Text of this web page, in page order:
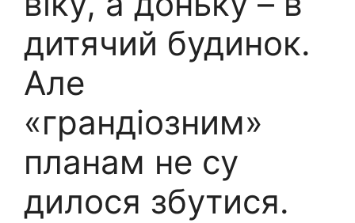
дитячий будинок.
Але
«грандіозним»
планам не су
дилося збутися.